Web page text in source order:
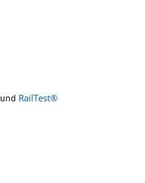
und RailTest®